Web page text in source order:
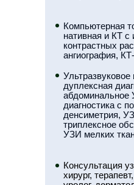
Компьютерная
нативная и КТ с
контрастных
ангиография,
дуплексная
абдоминальное
диагностика с
денсиметрия,
триплексное
УЗИ мелких
Консультация
хирург,